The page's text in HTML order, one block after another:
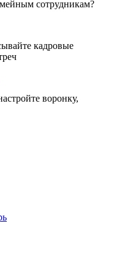
сотрудникам?
кадровые
воронку,